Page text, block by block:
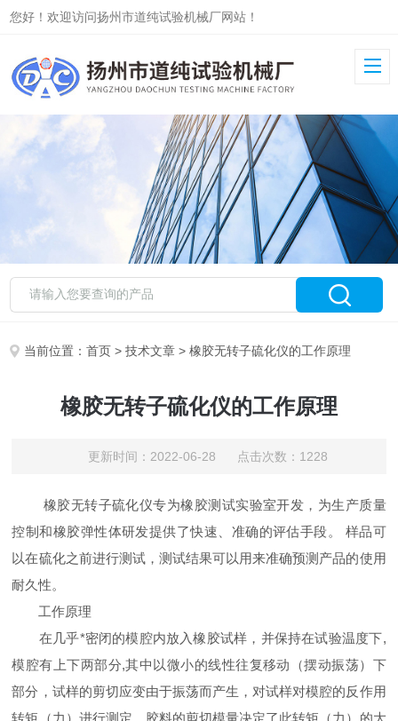
您好！欢迎访问扬州市道纯试验机械厂网站！
当前位置：首页 >技术文章 > 橡胶无转子硫化仪的工作原理
橡胶无转子硫化仪的工作原理
更新时间：2022-06-28 点击次数：1228
橡胶无转子硫化仪专为橡胶测试实验室开发，为生产质量
控制和橡胶弹性体研发提供了快速、准确的评估手段。 样品可
以在硫化之前进行测试，测试结果可以用来准确预测产品的使用
耐久性。
工作原理
在几乎*密闭的模腔内放入橡胶试样，并保持在试验温度下,
模腔有上下两部分,其中以微小的线性往复移动（摆动振荡）下
部分，试样的剪切应变由于振荡而产生，对试样对模腔的反作用
转矩（力）进行测定，胶料的剪切模量决定了此转矩（力）的大